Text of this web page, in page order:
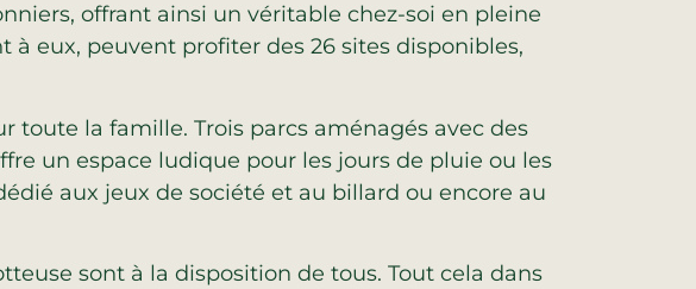
offrant ainsi un véritable chez-soi en pleine
eux, peuvent profiter des 26 sites disponibles,
toute la famille. Trois parcs aménagés avec des
un espace ludique pour les jours de pluie ou les
aux jeux de société et au billard ou encore au
sont à la disposition de tous. Tout cela dans